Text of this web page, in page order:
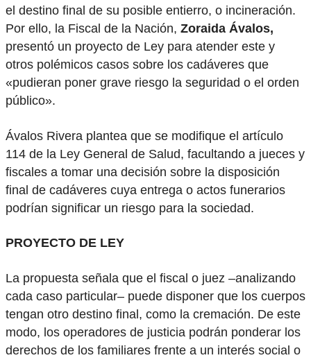
el destino final de su posible entierro, o incineración.
Por ello, la Fiscal de la Nación, Zoraida Ávalos,
presentó un proyecto de Ley para atender este y
otros polémicos casos sobre los cadáveres que
«pudieran poner grave riesgo la seguridad o el orden
público».
Ávalos Rivera plantea que se modifique el artículo
114 de la Ley General de Salud, facultando a jueces y
fiscales a tomar una decisión sobre la disposición
final de cadáveres cuya entrega o actos funerarios
podrían significar un riesgo para la sociedad.
PROYECTO DE LEY
La propuesta señala que el fiscal o juez –analizando
cada caso particular– puede disponer que los cuerpos
tengan otro destino final, como la cremación. De este
modo, los operadores de justicia podrán ponderar los
derechos de los familiares frente a un interés social o